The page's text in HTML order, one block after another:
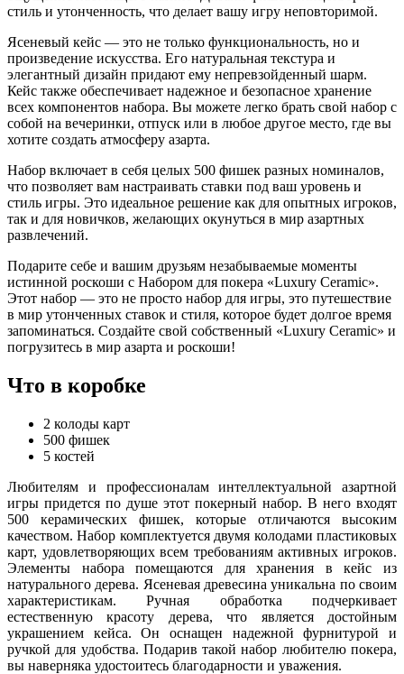
стиль и утонченность, что делает вашу игру неповторимой.
Ясеневый кейс — это не только функциональность, но и
произведение искусства. Его натуральная текстура и
элегантный дизайн придают ему непревзойденный шарм.
Кейс также обеспечивает надежное и безопасное хранение
всех компонентов набора. Вы можете легко брать свой набор с
собой на вечеринки, отпуск или в любое другое место, где вы
хотите создать атмосферу азарта.
Набор включает в себя целых 500 фишек разных номиналов,
что позволяет вам настраивать ставки под ваш уровень и
стиль игры. Это идеальное решение как для опытных игроков,
так и для новичков, желающих окунуться в мир азартных
развлечений.
Подарите себе и вашим друзьям незабываемые моменты
истинной роскоши с Набором для покера «Luxury Ceramic».
Этот набор — это не просто набор для игры, это путешествие
в мир утонченных ставок и стиля, которое будет долгое время
запоминаться. Создайте свой собственный «Luxury Ceramic» и
погрузитесь в мир азарта и роскоши!
Что в коробке
2 колоды карт
500 фишек
5 костей
Любителям и профессионалам интеллектуальной азартной
игры придется по душе этот покерный набор. В него входят
500 керамических фишек, которые отличаются высоким
качеством. Набор комплектуется двумя колодами пластиковых
карт, удовлетворяющих всем требованиям активных игроков.
Элементы набора помещаются для хранения в кейс из
натурального дерева. Ясеневая древесина уникальна по своим
характеристикам. Ручная обработка подчеркивает
естественную красоту дерева, что является достойным
украшением кейса. Он оснащен надежной фурнитурой и
ручкой для удобства. Подарив такой набор любителю покера,
вы наверняка удостоитесь благодарности и уважения.